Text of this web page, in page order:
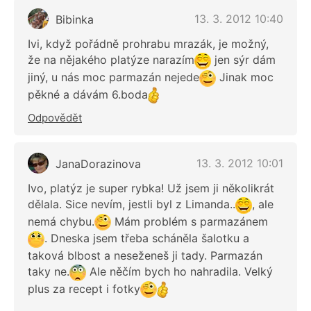
Bibinka
13. 3. 2012 10:40
Ivi, když pořádně prohrabu mrazák, je možný,
že na nějakého platýze narazím
jen sýr dám
jiný, u nás moc parmazán nejede
Jinak moc
pěkné a dávám 6.boda
Odpovědět
JanaDorazinova
13. 3. 2012 10:01
Ivo, platýz je super rybka! Už jsem ji několikrát
dělala. Sice nevím, jestli byl z Limanda..
, ale
nemá chybu.
Mám problém s parmazánem
. Dneska jsem třeba scháněla šalotku a
taková blbost a neseženeš ji tady. Parmazán
taky ne.
Ale něčím bych ho nahradila. Velký
plus za recept i fotky